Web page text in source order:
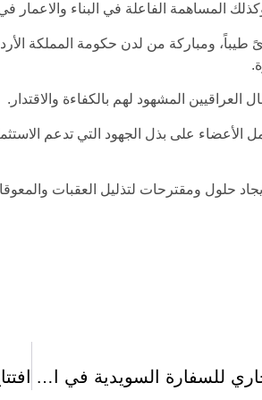
المساهمة الفاعلة في البناء والاعمار
ومباركة من لدن حكومة المملكة
المشهود لهم بالكفاءة والاقتدار.
ومنذ انطلاقة المجلس في أواخر عام 2006، عمل الأعضاء على بذل الجهود التي
حلول ومقترحات لتذليل العقبات
فعالية اقتصادية: اجتماع مع الملحق التجاري للسفارة السويدية في العراق الزائر للأردن